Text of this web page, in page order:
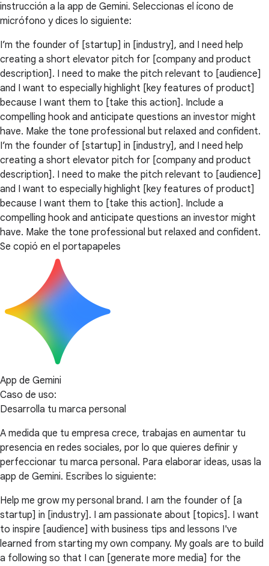
instrucción a la app de Gemini. Seleccionas el ícono de
micrófono y dices lo siguiente:
I’m the founder of [startup] in [industry], and I need help
creating a short elevator pitch for [company and product
description]. I need to make the pitch relevant to [audience]
and I want to especially highlight [key features of product]
because I want them to [take this action]. Include a
compelling hook and anticipate questions an investor might
have. Make the tone professional but relaxed and confident.
I’m the founder of [startup] in [industry], and I need help
creating a short elevator pitch for [company and product
description]. I need to make the pitch relevant to [audience]
and I want to especially highlight [key features of product]
because I want them to [take this action]. Include a
compelling hook and anticipate questions an investor might
have. Make the tone professional but relaxed and confident.
Se copió en el portapapeles
App de Gemini
Caso de uso:
Desarrolla tu marca personal
A medida que tu empresa crece, trabajas en aumentar tu
presencia en redes sociales, por lo que quieres definir y
perfeccionar tu marca personal. Para elaborar ideas, usas la
app de Gemini. Escribes lo siguiente:
Help me grow my personal brand. I am the founder of [a
startup] in [industry]. I am passionate about [topics]. I want
to inspire [audience] with business tips and lessons I've
learned from starting my own company. My goals are to build
a following so that I can [generate more media] for the